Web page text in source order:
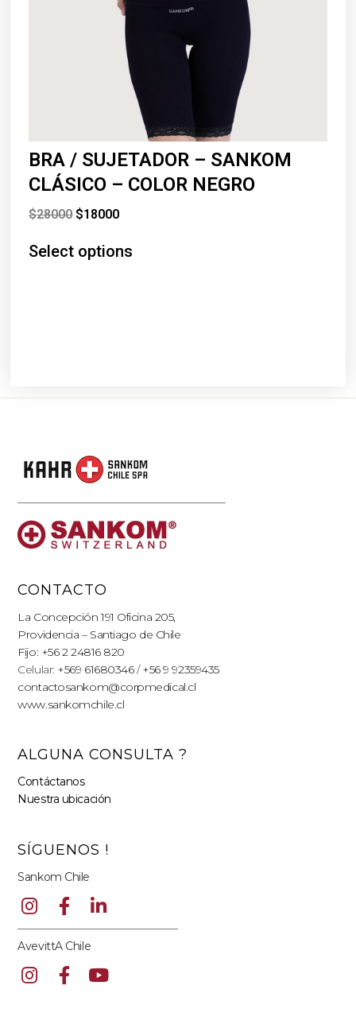
BRA / SUJETADOR – SANKOM
CLÁSICO – COLOR NEGRO
$28000 $18000
Select options
CONTACTO
La Concepción 191 Oficina 205,
Providencia – Santiago de Chile
Fijo: +56 2 24816 820
Celular: +569 61680346/+56 9 92359435
contactosankom@corpmedical.cl
www.sankomchile.cl
ALGUNA CONSULTA ?
Contáctanos
Nuestra ubicación
SÍGUENOS !
Sankom Chile
AvevittA Chile